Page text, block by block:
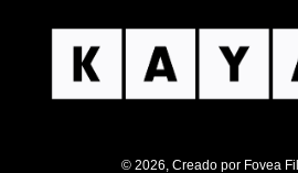
© 2026, Creado por Fovea